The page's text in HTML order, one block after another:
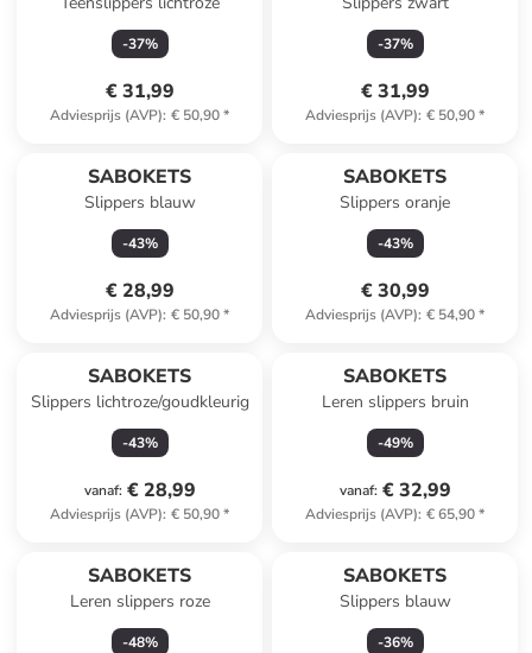
-37%
€ 31,99
Adviesprijs (AVP): € 50,90*
-37%
€ 31,99
Adviesprijs (AVP): € 50,90*
SABOKETS
Slippers blauw
-43%
€ 28,99
Adviesprijs (AVP): € 50,90*
SABOKETS
Slippers oranje
-43%
€ 30,99
Adviesprijs (AVP): € 54,90*
SABOKETS
Slippers lichtroze/goudkleurig
-43%
vanaf: € 28,99
Adviesprijs (AVP): € 50,90*
SABOKETS
Leren slippers bruin
-49%
vanaf: € 32,99
Adviesprijs (AVP): € 65,90*
SABOKETS
Leren slippers roze
-48%
SABOKETS
Slippers blauw
-36%